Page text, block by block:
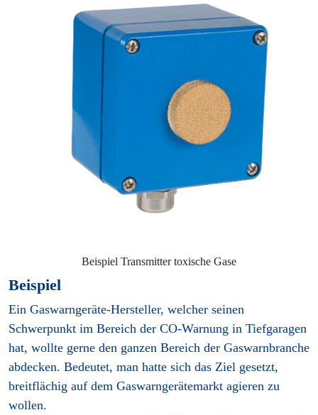
Beispiel Transmitter toxische Gase
Beispiel
Ein Gaswarngeräte-Hersteller, welcher seinen
Schwerpunkt im Bereich der CO-Warnung in Tiefgaragen
hat, wollte gerne den ganzen Bereich der Gaswarnbranche
abdecken. Bedeutet, man hatte sich das Ziel gesetzt,
breitflächig auf dem Gaswarngerätemarkt agieren zu
wollen.